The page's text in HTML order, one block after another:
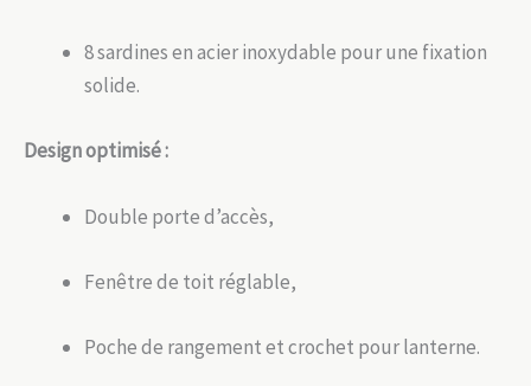
8 sardines en acier inoxydable pour une fixation
solide.
Design optimisé :
Double porte d’accès,
Fenêtre de toit réglable,
Poche de rangement et crochet pour lanterne.